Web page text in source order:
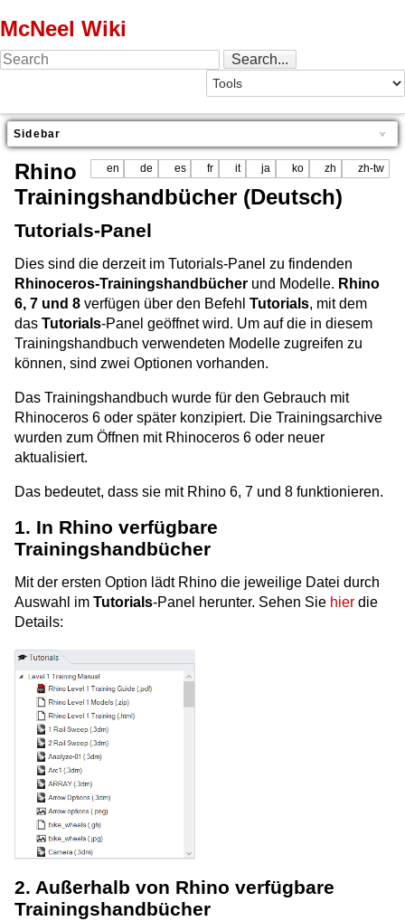
McNeel Wiki
Sidebar
en de es fr it ja ko zh zh-tw
Rhino
Trainingshandbücher (Deutsch)
Tutorials-Panel
Dies sind die derzeit im Tutorials-Panel zu findenden
Rhinoceros-Trainingshandbücher und Modelle. Rhino
6, 7 und 8 verfügen über den Befehl Tutorials, mit dem
das Tutorials-Panel geöffnet wird. Um auf die in diesem
Trainingshandbuch verwendeten Modelle zugreifen zu
können, sind zwei Optionen vorhanden.
Das Trainingshandbuch wurde für den Gebrauch mit
Rhinoceros 6 oder später konzipiert. Die Trainingsarchive
wurden zum Öffnen mit Rhinoceros 6 oder neuer
aktualisiert.
Das bedeutet, dass sie mit Rhino 6, 7 und 8 funktionieren.
1. In Rhino verfügbare
Trainingshandbücher
Mit der ersten Option lädt Rhino die jeweilige Datei durch
Auswahl im Tutorials-Panel herunter. Sehen Sie hier die
Details:
2. Außerhalb von Rhino verfügbare
Trainingshandbücher